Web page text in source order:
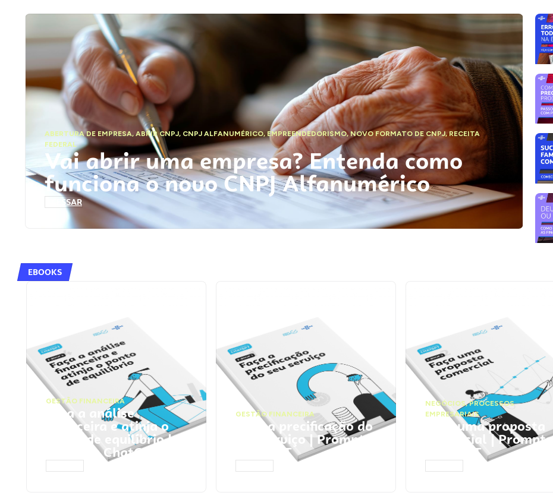
ABERTURA DE EMPRESA,ABRIR CNPJ, CNPJ ALFANUMÉRICO, EMPREENDEDORISMO,NOVO FORMATO DE CNPJ,RECEITA
FEDERAL
Vai abrir uma empresa? Entenda como
funciona o novo CNPJ Alfanumérico
ACESSAR
EBOOKS
GESTÃO FINANCEIRA
Faça a análise
financeira e atinja o
ponto de equilíbrio |
Prompts ChatGPT
GESTÃO FINANCEIRA
Faça a precificação do
seu serviço | Prompts
ChatGPT
NEGÓCIOS,PROCESSOS
EMPRESARIAIS
Faça uma proposta
comercial | Prompts
ChatGPT